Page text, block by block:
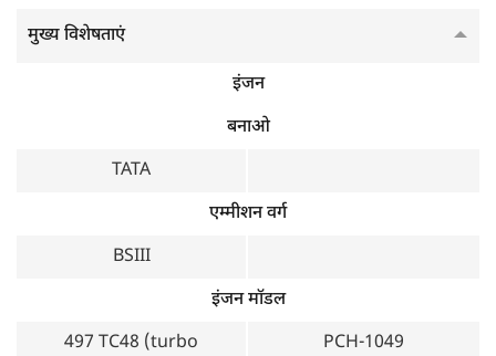
मुख्य विशेषताएं
इंजन
बनाओ
TATA
एम्मीशन वर्ग
BSIII
इंजन मॉडल
497 TC48 (turbo
PCH-1049